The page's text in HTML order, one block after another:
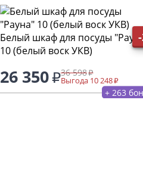
Белый шкаф для посуды "Рауна"
10 (белый воск УКВ)